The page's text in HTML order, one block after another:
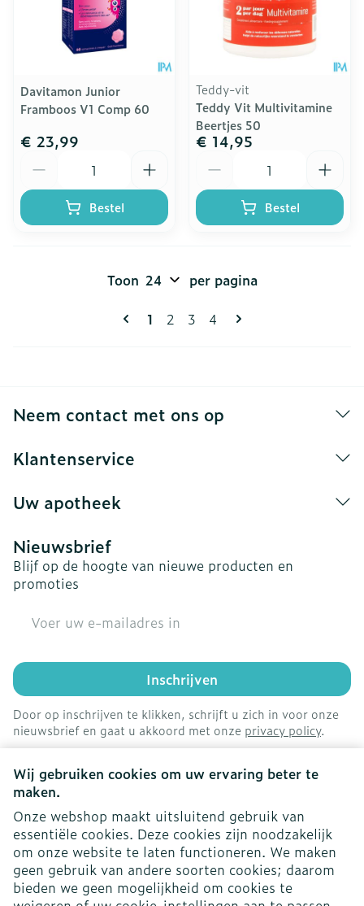
Wij gebruiken cookies om uw ervaring beter te
maken.
Onze webshop maakt uitsluitend gebruik van
essentiële cookies. Deze cookies zijn noodzakelijk
om onze website te laten functioneren. We maken
geen gebruik van andere soorten cookies; daarom
bieden we geen mogelijkheid om cookies te
Davitamon Junior
Framboos V1 Comp 60
€ 23,99
Bestel
Teddy-vit
Teddy Vit Multivitamine
Beertjes 50
€ 14,95
Bestel
Pagina's
U lees momenteel pagina
1 Pagina
2 Pagina
3 Pagina
4
Toon per pagina
Neem contact met ons op
Klantenservice
Uw apotheek
Nieuwsbrief
Blijf op de hoogte van nieuwe producten en
promoties
Inschrijven
Door op inschrijven te klikken, schrijft u zich in voor onze
nieuwsbrief en gaat u akkoord met onze privacy policy.